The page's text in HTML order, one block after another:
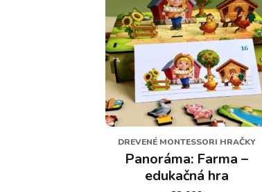
DREVENÉ MONTESSORI HRAČKY
Panoráma: Farma –
edukačná hra